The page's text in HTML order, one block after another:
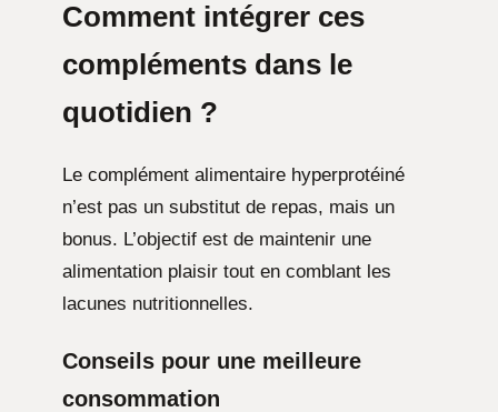
Comment intégrer ces
compléments dans le
quotidien ?
Le complément alimentaire hyperprotéiné
n’est pas un substitut de repas, mais un
bonus. L’objectif est de maintenir une
alimentation plaisir tout en comblant les
lacunes nutritionnelles.
Conseils pour une meilleure
consommation